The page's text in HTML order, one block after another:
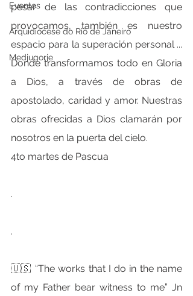
Eventos
Arquidiocese do Rio de Janeiro
Medjugorje
pesar de las contradicciones que
provocamos, también es nuestro
espacio para la superación personal ...
Donde transformamos todo en Gloria
a Dios, a través de obras de
apostolado, caridad y amor. Nuestras
obras ofrecidas a Dios clamarán por
nosotros en la puerta del cielo.
4to martes de Pascua
.
.
🇺🇸 “The works that I do in the name
of my Father bear witness to me” Jn